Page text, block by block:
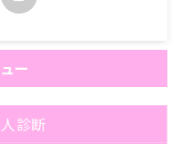
ー
診断